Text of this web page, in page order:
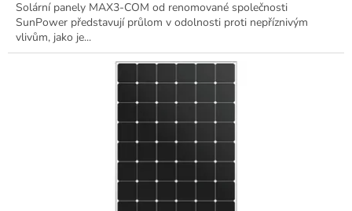
Solární panely MAX3-COM od renomované společnosti
SunPower představují průlom v odolnosti proti nepříznivým
vlivům, jako je...